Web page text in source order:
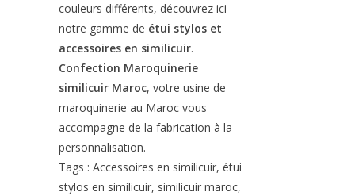
couleurs différents, découvrez ici
notre gamme de étui stylos et
accessoires en similicuir.
Confection Maroquinerie
similicuir Maroc, votre usine de
maroquinerie au Maroc vous
accompagne de la fabrication à la
personnalisation.
Tags : Accessoires en similicuir, étui
stylos en similicuir, similicuir maroc,